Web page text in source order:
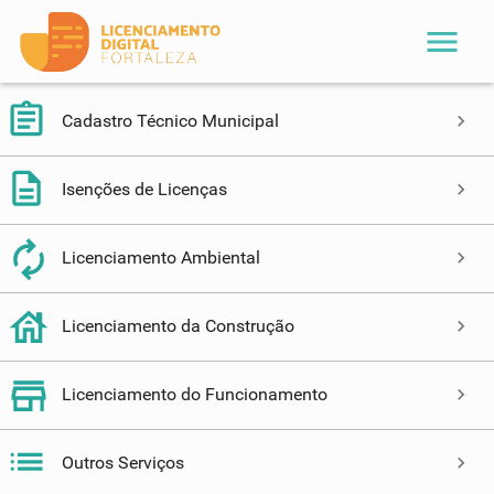
menu
Cadastro Técnico Municipal
Isenções de Licenças
Licenciamento Ambiental
Licenciamento da Construção
Licenciamento do Funcionamento
Outros Serviços